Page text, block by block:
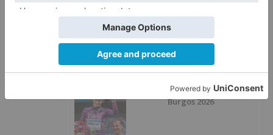
El Balonmano Burgos se
concentrará en Bejar
Felix Gall ganador de la Vuelta a
Burgos 2026